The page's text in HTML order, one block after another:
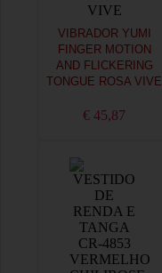
VIBRADOR YUMI
FINGER MOTION
AND FLICKERING
TONGUE ROSA VIVE
€ 45,87